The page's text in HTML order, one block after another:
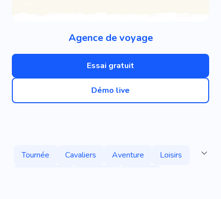
Agence de voyage
Essai gratuit
Démo live
Tournée Cavaliers Aventure
Loisirs